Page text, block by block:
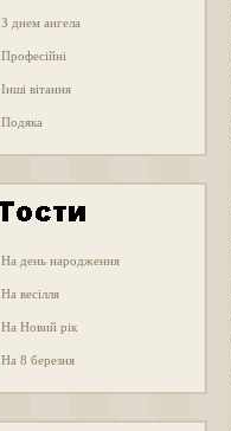
З днем ангела
Професійні
Інші вітання
Подяка
На день народження
На весілля
На Новий рік
На 8 березня